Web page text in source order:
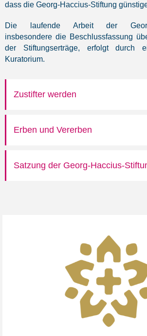
dass die Georg-Haccius-Stiftung
Die laufende Arbeit der Georg-
insbesondere die Beschlussfassung
der Stiftungserträge, erfolgt durch
Kuratorium.
Zustifter werden
Erben und Vererben
Satzung der Georg-Haccius-